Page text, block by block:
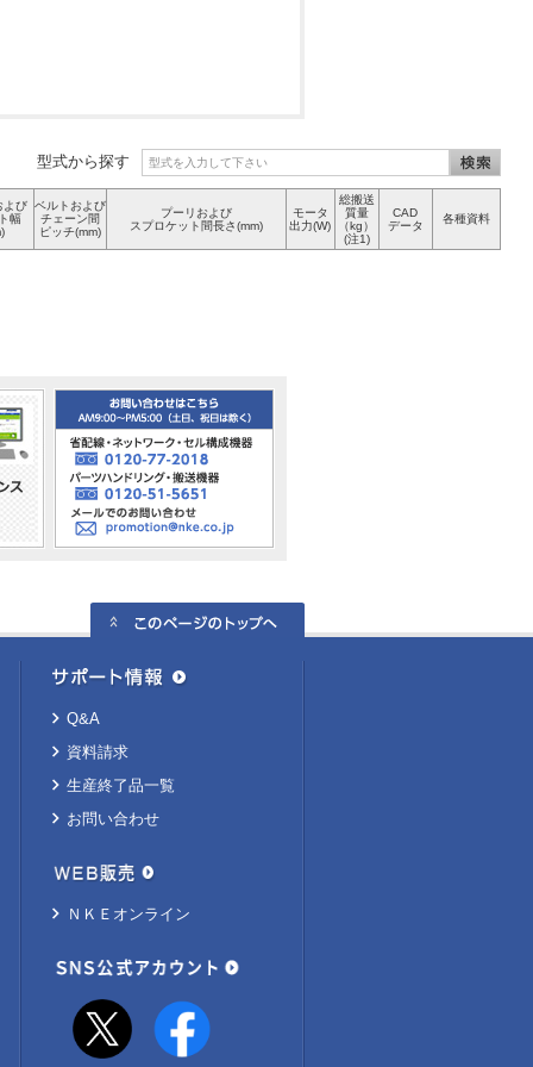
型式から探す
よび
幅
ベルトおよび
チェーン間
ピッチ(mm)
プーリおよび
スプロケット間長さ(mm)
モータ
出力(W)
総搬送
質量
（kg）
(注1)
CAD
データ
各種資料
Q&A
資料請求
生産終了品一覧
お問い合わせ
ＮＫＥオンライン